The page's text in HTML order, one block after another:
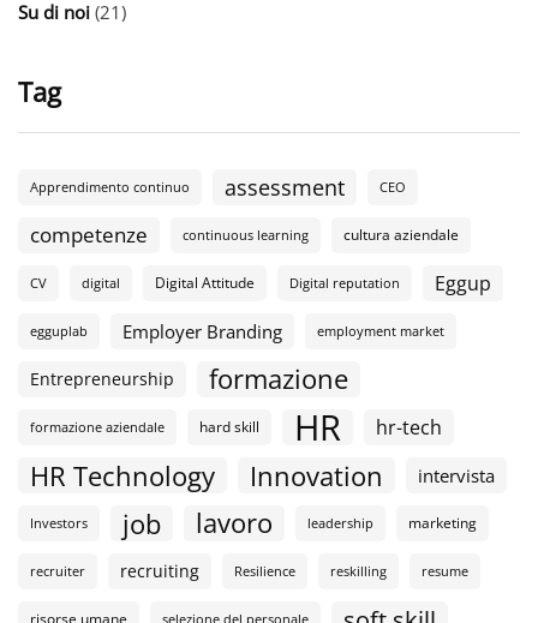
Su di noi (21)
Tag
Apprendimento continuo assessment CEO
competenze continuous learning cultura aziendale
CV digital Digital Attitude Digital reputation Eggup
egguplab Employer Branding employment market
Entrepreneurship formazione
formazione aziendale hard skill HR hr-tech
HR Technology Innovation intervista
Investors job lavoro leadership marketing
recruiter recruiting Resilience reskilling resume
risorse umane selezione del personale